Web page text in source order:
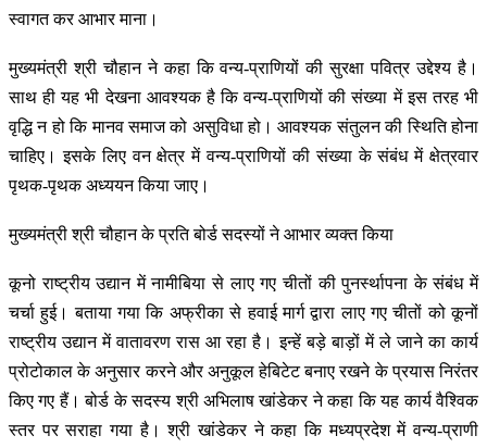
स्वागत कर आभार माना।
मुख्यमंत्री श्री चौहान ने कहा कि वन्य-प्राणियों की सुरक्षा पवित्र उद्देश्य है।
साथ ही यह भी देखना आवश्यक है कि वन्य-प्राणियों की संख्या में इस तरह भी
वृद्धि न हो कि मानव समाज को असुविधा हो। आवश्यक संतुलन की स्थिति होना
चाहिए। इसके लिए वन क्षेत्र में वन्य-प्राणियों की संख्या के संबंध में क्षेत्रवार
पृथक-पृथक अध्ययन किया जाए।
मुख्यमंत्री श्री चौहान के प्रति बोर्ड सदस्यों ने आभार व्यक्त किया
कूनो राष्ट्रीय उद्यान में नामीबिया से लाए गए चीतों की पुनर्स्थापना के संबंध में
चर्चा हुई। बताया गया कि अफ्रीका से हवाई मार्ग द्वारा लाए गए चीतों को कूनों
राष्ट्रीय उद्यान में वातावरण रास आ रहा है। इन्हें बड़े बाड़ों में ले जाने का कार्य
प्रोटोकाल के अनुसार करने और अनुकूल हेबिटेट बनाए रखने के प्रयास निरंतर
किए गए हैं। बोर्ड के सदस्य श्री अभिलाष खांडेकर ने कहा कि यह कार्य वैश्विक
स्तर पर सराहा गया है। श्री खांडेकर ने कहा कि मध्यप्रदेश में वन्य-प्राणी